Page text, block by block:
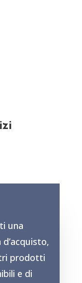
una
prodotti
e di